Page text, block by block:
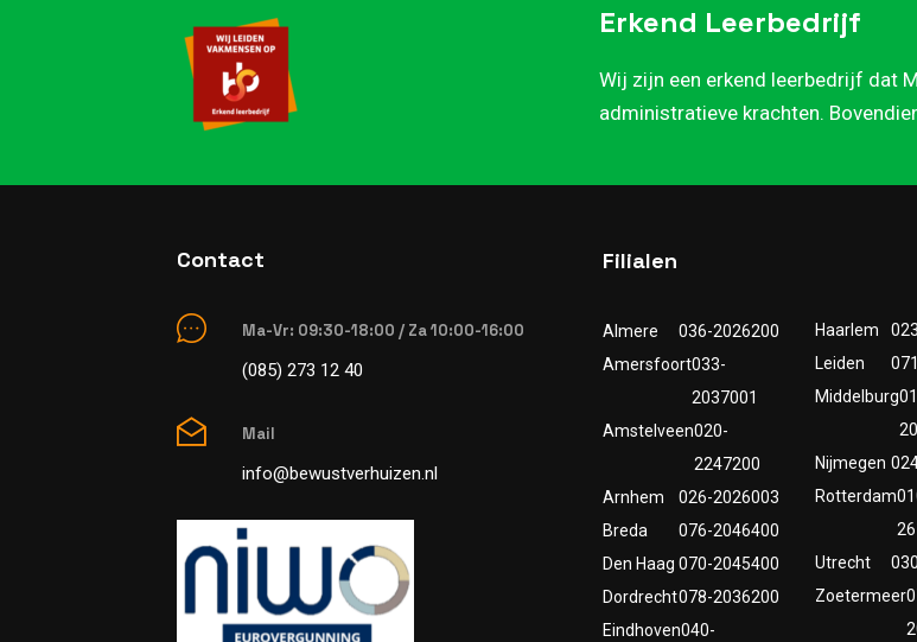
Erkend Leerbedrijf
Wij zijn een erkend leerbedrijf dat
administratieve krachten.
Contact
Ma-Vr: 09:30-18:00 / Za 10:00-16:00
(085) 273 12 40
Mail
info@bewustverhuizen.nl
Filialen
Almere
036-2026200
Amersfoort033-
2037001
Amstelveen020-
2247200
Arnhem
026-2026003
Breda
076-2046400
Den Haag 070-2045400
Dordrecht078-2036200
Eindhoven040-
Haarlem
Leiden
Middelburg
Nijmegen
Rotterdam
Utrecht
Zoetermeer